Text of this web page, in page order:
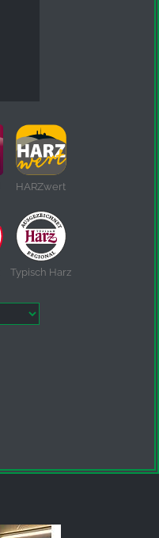
HARZwert
Typisch Harz